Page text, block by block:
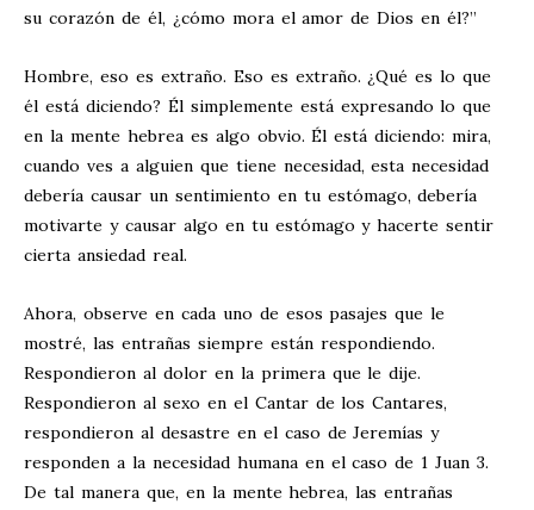
su corazón de él, ¿cómo mora el amor de Dios en él?”
Hombre, eso es extraño. Eso es extraño. ¿Qué es lo que
él está diciendo? Él simplemente está expresando lo que
en la mente hebrea es algo obvio. Él está diciendo: mira,
cuando ves a alguien que tiene necesidad, esta necesidad
debería causar un sentimiento en tu estómago, debería
motivarte y causar algo en tu estómago y hacerte sentir
cierta ansiedad real.
Ahora, observe en cada uno de esos pasajes que le
mostré, las entrañas siempre están respondiendo.
Respondieron al dolor en la primera que le dije.
Respondieron al sexo en el Cantar de los Cantares,
respondieron al desastre en el caso de Jeremías y
responden a la necesidad humana en el caso de 1 Juan 3.
De tal manera que, en la mente hebrea, las entrañas